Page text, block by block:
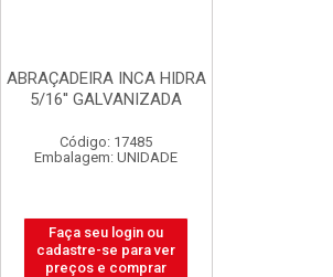
ABRAÇADEIRA INCA HIDRA
5/16'' GALVANIZADA
Código: 17485
Embalagem: UNIDADE
Faça seu login ou
cadastre-se para ver
preços e comprar